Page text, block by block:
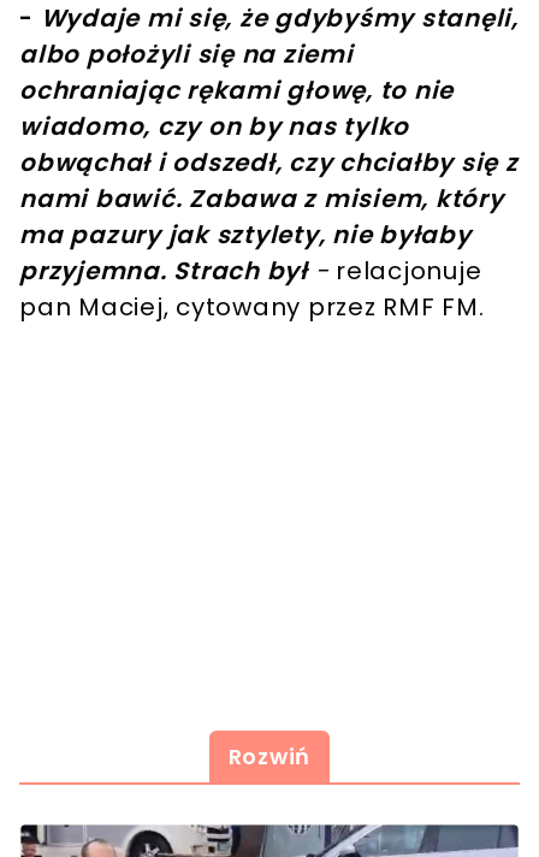
- Wydaje mi się, że gdybyśmy stanęli,
albo położyli się na ziemi
ochraniając rękami głowę, to nie
wiadomo, czy on by nas tylko
obwąchał i odszedł, czy chciałby się z
nami bawić. Zabawa z misiem, który
ma pazury jak sztylety, nie byłaby
przyjemna. Strach był- relacjonuje
pan Maciej, cytowany przez RMF FM.
Rozwiń